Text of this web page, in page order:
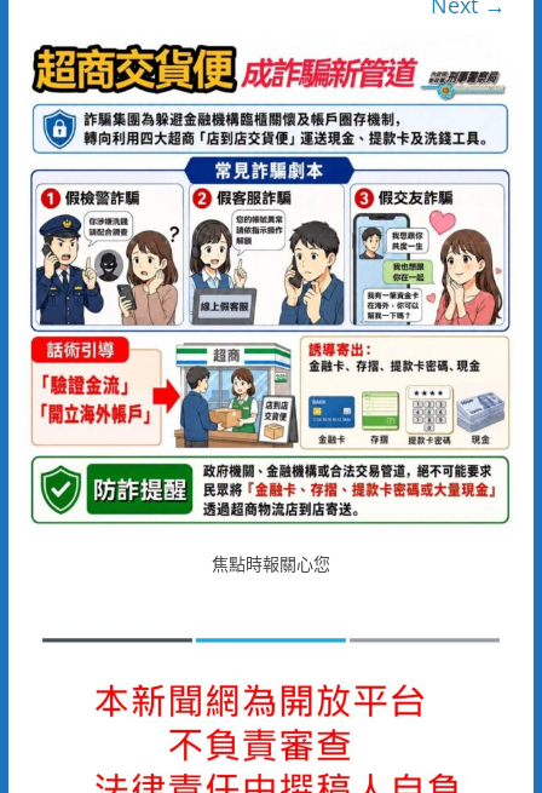
焦點時報關心您